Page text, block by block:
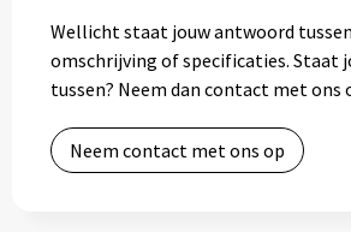
Wellicht staat jouw antwoord
omschrijving of specificaties. Staat
tussen? Neem dan contact met ons
Neem contact met ons op